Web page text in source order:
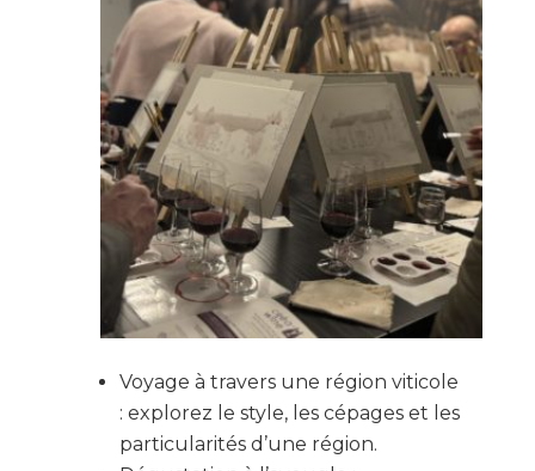
Voyage à travers une région viticole
: explorez le style, les cépages et les
particularités d’une région.